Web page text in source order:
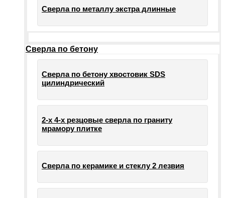
Сверла по металлу экстра длинные
Сверла по бетону
Сверла по бетону хвостовик SDS
цилиндрический
2-х 4-х резцовые сверла по граниту
мрамору плитке
Сверла по керамике и стеклу 2 лезвия